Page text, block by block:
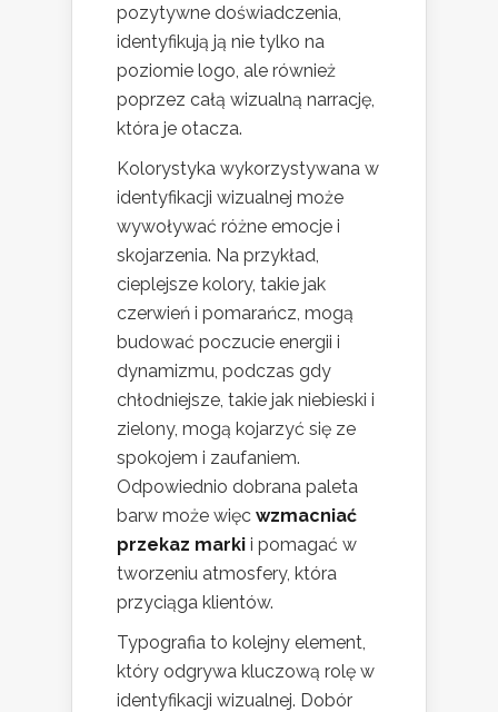
pozytywne doświadczenia,
identyfikują ją nie tylko na
poziomie logo, ale również
poprzez całą wizualną narrację,
która je otacza.
Kolorystyka wykorzystywana w
identyfikacji wizualnej może
wywoływać różne emocje i
skojarzenia. Na przykład,
cieplejsze kolory, takie jak
czerwień i pomarańcz, mogą
budować poczucie energii i
dynamizmu, podczas gdy
chłodniejsze, takie jak niebieski i
zielony, mogą kojarzyć się ze
spokojem i zaufaniem.
Odpowiednio dobrana paleta
barw może więc wzmacniać
przekaz marki i pomagać w
tworzeniu atmosfery, która
przyciąga klientów.
Typografia to kolejny element,
który odgrywa kluczową rolę w
identyfikacji wizualnej. Dobór